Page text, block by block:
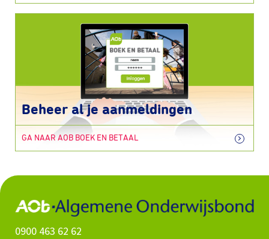
Beheer al je aanmeldingen
GA NAAR AOB BOEK EN BETAAL
0900 463 62 62